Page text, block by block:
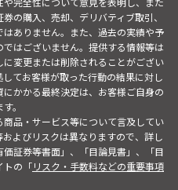
完全性について意見を表明し、また
の購入、売却、デリバティブ取引、
ありません。また、過去の実績や予
はございません。提供する情報等は
変更または削除されることがござい
てお客様が取った行動の結果に対し
かかる最終決定は、お客様ご自身の
。
品・サービス等について言及してい
よびリスクは異なりますので、詳し
証券等書面」、「目論見書」、「目
トの「リスク・手数料などの重要事項